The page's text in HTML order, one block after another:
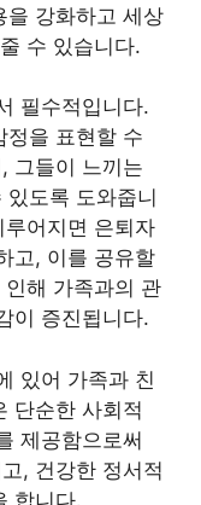
을 강화하고 세상
수 있습니다.
필수적입니다.
정을 표현할 수
그들이 느끼는
도록 도와줍니
어지면 은퇴자
고, 이를 공유할
해 가족과의 관
이 증진됩니다.
있어 가족과 친
단순한 사회적
제공함으로써
, 건강한 정서적
합니다.